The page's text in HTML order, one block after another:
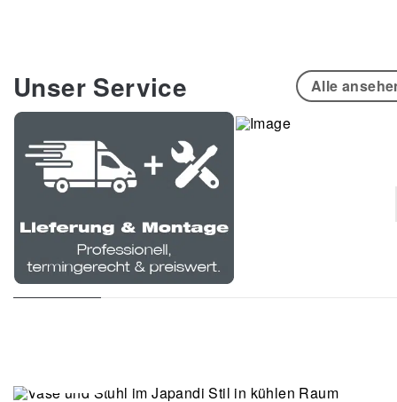
Unser Service Alle